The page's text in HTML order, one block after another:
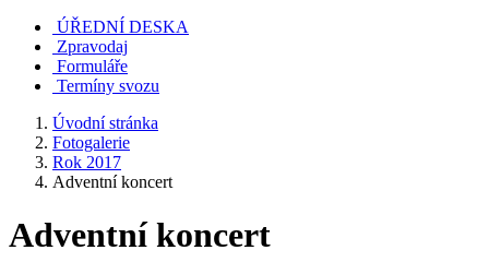
ÚŘEDNÍ DESKA
Zpravodaj
Formuláře
Termíny svozu
Úvodní stránka
Fotogalerie
Rok 2017
Adventní koncert
Adventní koncert